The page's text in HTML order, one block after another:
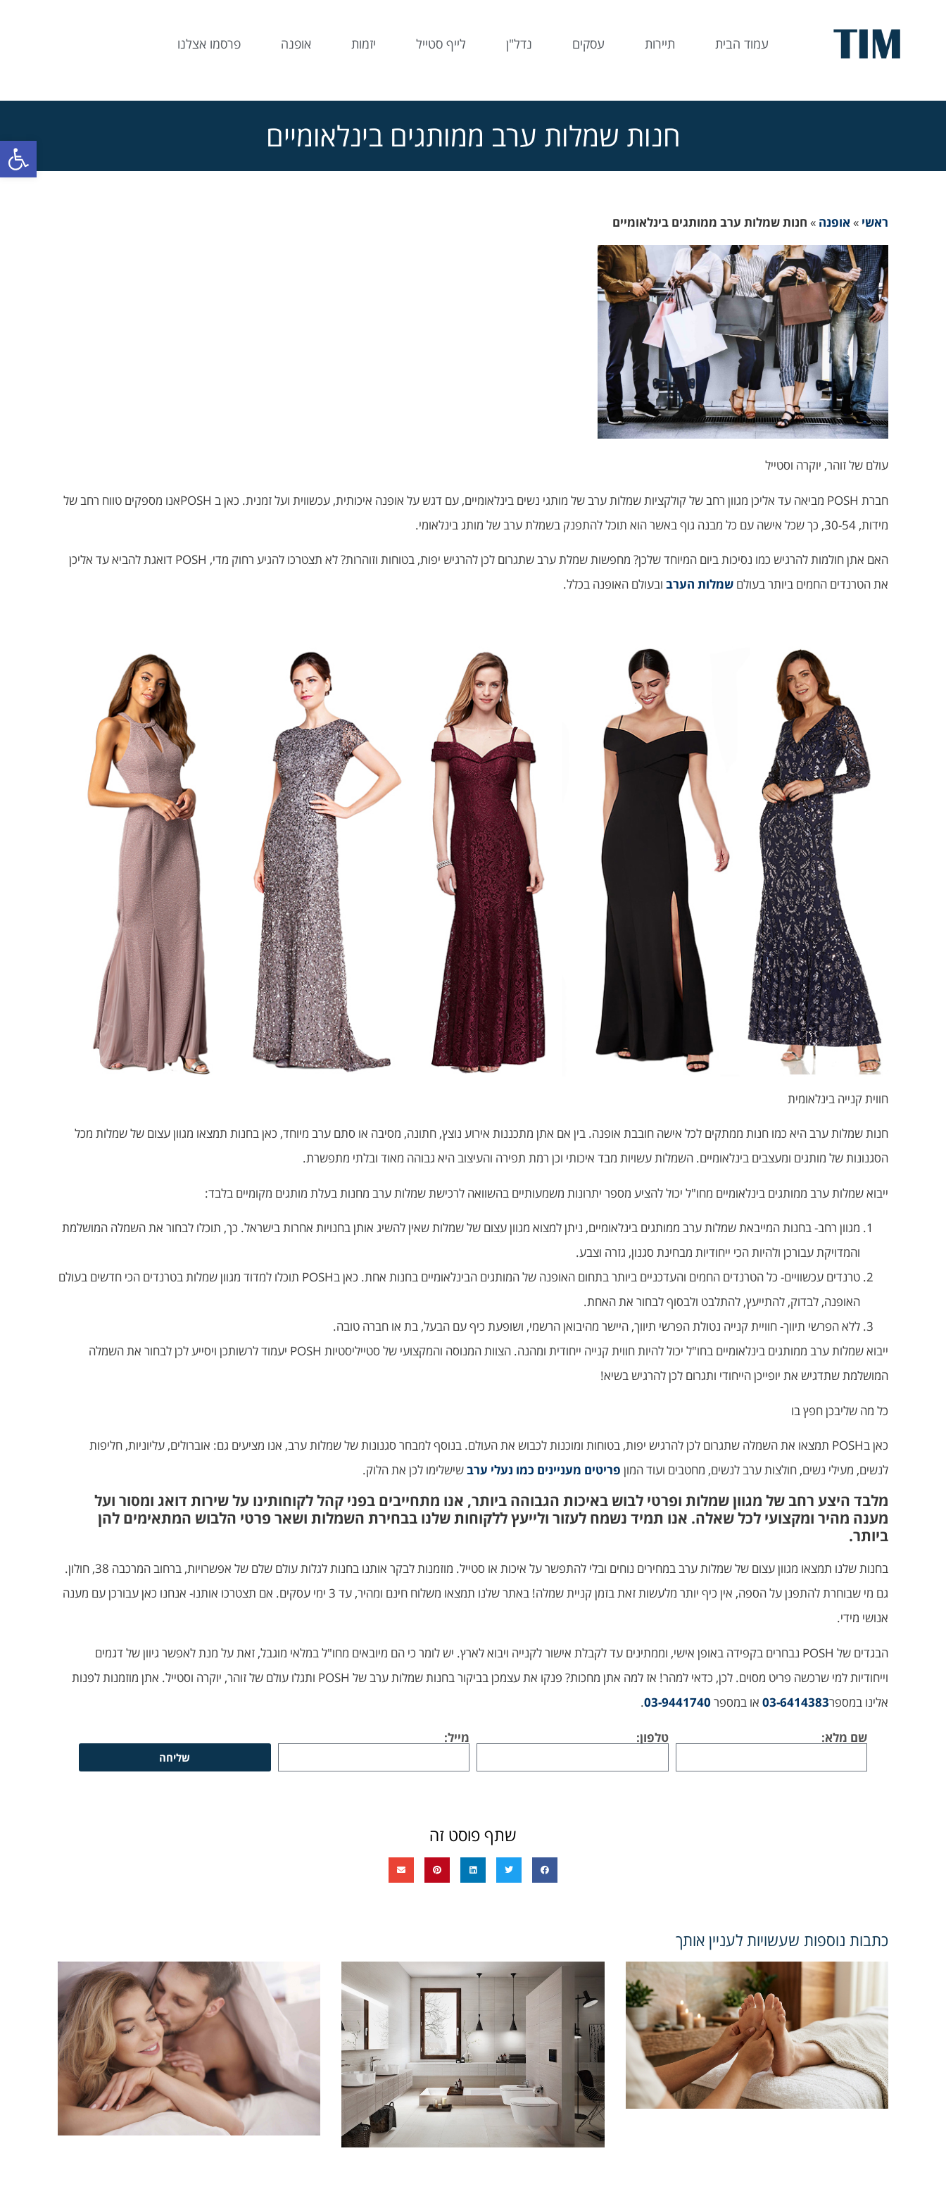
עמוד הבית תיירות עסקים נדל"ן לייף סטייל יזמות אופנה פרסמו אצלנו
חנות שמלות ערב ממותגים בינלאומיים
ראשי » אופנה » חנות שמלות ערב ממותגים בינלאומיים
עולם של זוהר, יוקרה וסטייל
חברת POSH מביאה עד אליכן מגוון רחב של קולקציות שמלות ערב של מותגי נשים בינלאומיים, עם דגש על אופנה איכותית, עכשווית ועל זמנית. כאן ב POSHאנו מספקים טווח רחב של
מידות, 30-54, כך שכל אישה עם כל מבנה גוף באשר הוא תוכל להתפנק בשמלת ערב של מותג בינלאומי.
האם אתן חולמות להרגיש כמו נסיכות ביום המיוחד שלכן? מחפשות שמלת ערב שתגרום לכן להרגיש יפות, בטוחות וזוהרות? לא תצטרכו להגיע רחוק מדי, POSH דואגת להביא עד אליכן
את הטרנדים החמים ביותר בעולם שמלות הערב ובעולם האופנה בכלל.
חווית קנייה בינלאומית
חנות שמלות ערב היא כמו חנות ממתקים לכל אישה חובבת אופנה. בין אם אתן מתכננות אירוע נוצץ, חתונה, מסיבה או סתם ערב מיוחד, כאן בחנות תמצאו מגוון עצום של שמלות מכל
הסגנונות של מותגים ומעצבים בינלאומיים. השמלות עשויות מבד איכותי וכן רמת תפירה והעיצוב היא גבוהה מאוד ובלתי מתפשרת.
ייבוא שמלות ערב ממותגים בינלאומיים מחו"ל יכול להציע מספר יתרונות משמעותיים בהשוואה לרכישת שמלות ערב מחנות בעלת מותגים מקומיים בלבד:
מגוון רחב- בחנות המייבאת שמלות ערב ממותגים בינלאומיים, ניתן למצוא מגוון עצום של שמלות שאין להשיג אותן בחנויות אחרות בישראל. כך, תוכלו לבחור את השמלה המושלמת
והמדויקת עבורכן ולהיות הכי ייחודיות מבחינת סגנון, גזרה וצבע.
טרנדים עכשוויים- כל הטרנדים החמים והעדכניים ביותר בתחום האופנה של המותגים הבינלאומיים בחנות אחת. כאן בPOSH תוכלו למדוד מגוון שמלות בטרנדים הכי חדשים בעולם
האופנה, לבדוק, להתייעץ, להתלבט ולבסוף לבחור את האחת.
ללא הפרשי תיווך- חוויית קנייה נטולת הפרשי תיווך, היישר מהיבואן הרשמי, ושופעת כיף עם הבעל, בת או חברה טובה.
ייבוא שמלות ערב ממותגים בינלאומיים בחו"ל יכול להיות חווית קנייה ייחודית ומהנה. הצוות המנוסה והמקצועי של סטייליסטיות POSH יעמוד לרשותכן ויסייע לכן לבחור את השמלה
המושלמת שתדגיש את יופייכן הייחודי ותגרום לכן להרגיש בשיא!
כל מה שליבכן חפץ בו
כאן בPOSH תמצאו את השמלה שתגרום לכן להרגיש יפות, בטוחות ומוכנות לכבוש את העולם. בנוסף למבחר סגנונות של שמלות ערב, אנו מציעים גם: אוברולים, עליוניות, חליפות
לנשים, מעילי נשים, חולצות ערב לנשים, מחטבים ועוד המון פריטים מעניינים כמו נעלי ערבשישלימו לכן את הלוק.
מלבד היצע רחב של מגוון שמלות ופרטי לבוש באיכות הגבוהה ביותר, אנו מתחייבים בפני קהל לקוחותינו על שירות דואג ומסור ועל
מענה מהיר ומקצועי לכל שאלה. אנו תמיד נשמח לעזור ולייעץ ללקוחות שלנו בבחירת השמלות ושאר פרטי הלבוש המתאימים להן
ביותר.
בחנות שלנו תמצאו מגוון עצום של שמלות ערב במחירים נוחים ובלי להתפשר על איכות או סטייל. מוזמנות לבקר אותנו בחנות לגלות עולם שלם של אפשרויות, ברחוב המרכבה 38, חולון.
גם מי שבוחרת להתפנן על הספה, אין כיף יותר מלעשות זאת בזמן קניית שמלה! באתר שלנו תמצאו משלוח חינם ומהיר, עד 3 ימי עסקים. אם תצטרכו אותנו- אנחנו כאן עבורכן עם מענה
אנושי מידי.
הבגדים של POSH נבחרים בקפידה באופן אישי, וממתינים עד לקבלת אישור לקנייה ויבוא לארץ. יש לומר כי הם מיובאים מחו"ל במלאי מוגבל, זאת על מנת לאפשר גיוון של דגמים
וייחודיות למי שרכשה פריט מסוים. לכן, כדאי למהר! אז למה אתן מחכות? פנקו את עצמכן בביקור בחנות שמלות ערב של POSH ותגלו עולם של זוהר, יוקרה וסטייל. אתן מוזמנות לפנות
אלינו במספר03-6414383 או במספר 03-9441740
.
שם מלא: טלפון: מייל:
שליחה
שתף פוסט זה
כתבות נוספות שעשויות לעניין אותך
פתח